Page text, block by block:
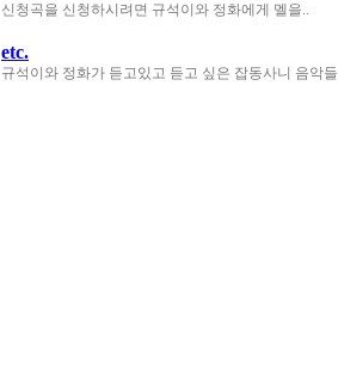
신청곡을 신청하시려면 규석이와 정화에게 멜을..
etc.
규석이와 정화가 듣고있고 듣고 싶은 잡동사니 음악들